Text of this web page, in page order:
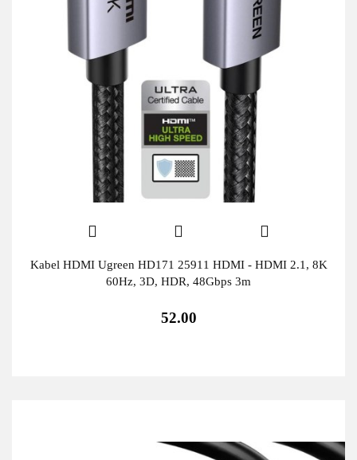
Kabel HDMI Ugreen HD171 25911 HDMI - HDMI 2.1, 8K
60Hz, 3D, HDR, 48Gbps 3m
52.00